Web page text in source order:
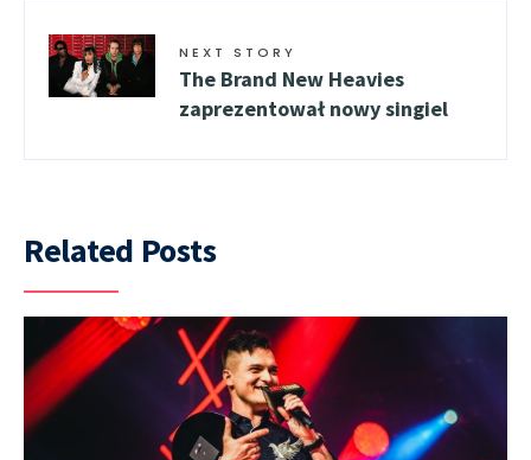
NEXT STORY
The Brand New Heavies
zaprezentował nowy singiel
Related Posts